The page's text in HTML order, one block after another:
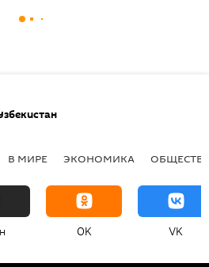
В МИРЕ ЭКОНОМИКА
OK VK